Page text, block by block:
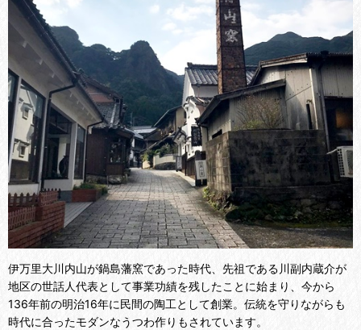
伊万里大川内山が鍋島藩窯であった時代、先祖である川副内蔵介が
地区の世話人代表として事業功績を残したことに始まり、今から
136年前の明治16年に民間の陶工として創業。伝統を守りながらも
時代に合ったモダンなうつわ作りもされています。